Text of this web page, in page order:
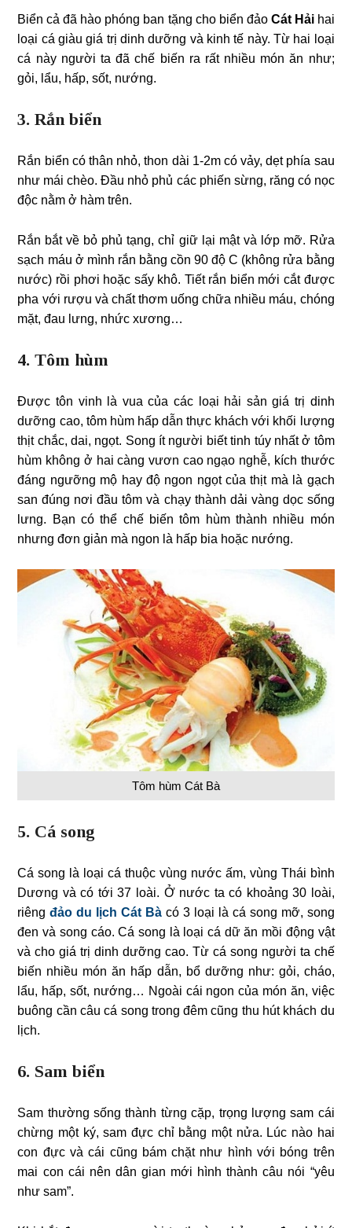
Biển cả đã hào phóng ban tặng cho biển đảo Cát Hảihai
loại cá giàu giá trị dinh dưỡng và kinh tế này. Từ hai loại
cá này người ta đã chế biến ra rất nhiều món ăn như;
gỏi, lẩu, hấp, sốt, nướng.
3. Rắn biển
Rắn biển có thân nhỏ, thon dài 1-2m có vảy, dẹt phía sau
như mái chèo. Đầu nhỏ phủ các phiến sừng, răng có nọc
độc nằm ở hàm trên.
Rắn bắt về bỏ phủ tạng, chỉ giữ lại mật và lớp mỡ. Rửa
sạch máu ở mình rắn bằng cồn 90 độ C (không rửa bằng
nước) rồi phơi hoặc sấy khô. Tiết rắn biển mới cắt được
pha với rượu và chất thơm uống chữa nhiều máu, chóng
mặt, đau lưng, nhức xương…
4. Tôm hùm
Được tôn vinh là vua của các loại hải sản giá trị dinh
dưỡng cao, tôm hùm hấp dẫn thực khách với khối lượng
thịt chắc, dai, ngọt. Song ít người biết tinh túy nhất ở tôm
hùm không ở hai càng vươn cao ngạo nghễ, kích thước
đáng ngưỡng mộ hay độ ngon ngọt của thịt mà là gạch
san đúng nơi đầu tôm và chạy thành dải vàng dọc sống
lưng. Bạn có thể chế biến tôm hùm thành nhiều món
nhưng đơn giản mà ngon là hấp bia hoặc nướng.
Tôm hùm Cát Bà
5. Cá song
Cá song là loại cá thuộc vùng nước ấm, vùng Thái bình
Dương và có tới 37 loài. Ở nước ta có khoảng 30 loài,
riêng đảo du lịch Cát Bà có 3 loại là cá song mỡ, song
đen và song cáo. Cá song là loại cá dữ ăn mồi động vật
và cho giá trị dinh dưỡng cao. Từ cá song người ta chế
biến nhiều món ăn hấp dẫn, bổ dưỡng như: gỏi, cháo,
lẩu, hấp, sốt, nướng… Ngoài cái ngon của món ăn, việc
buông cần câu cá song trong đêm cũng thu hút khách du
lịch.
6. Sam biển
Sam thường sống thành từng cặp, trọng lượng sam cái
chừng một ký, sam đực chỉ bằng một nửa. Lúc nào hai
con đực và cái cũng bám chặt như hình với bóng trên
mai con cái nên dân gian mới hình thành câu nói “yêu
như sam”.